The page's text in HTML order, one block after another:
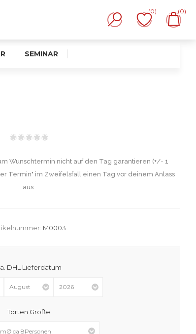
(0) (0)
SEMINAR
Wunschtermin nicht auf den Tag garantieren (+/- 1
Termin" im Zweifelsfall einen Tag vor deinem Anlass
aus.
M0003
DHL Lieferdatum
Torten Größe